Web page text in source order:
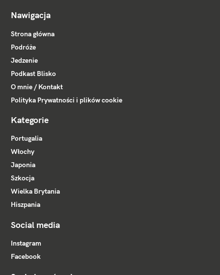
Nawigacja
Strona główna
Podróże
Jedzenie
Podkast Blisko
O mnie / Kontakt
Polityka Prywatności i plików cookie
Kategorie
Portugalia
Włochy
Japonia
Szkocja
Wielka Brytania
Hiszpania
Social media
Instagram
Facebook